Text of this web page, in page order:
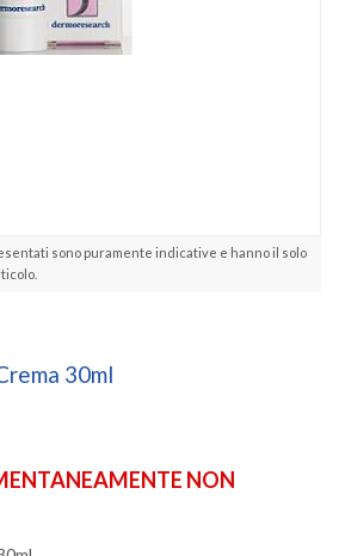
sono puramente indicative e hanno il solo
30ml
NON